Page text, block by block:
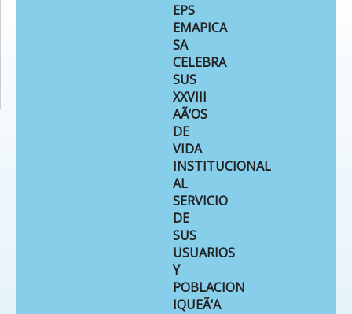
EPS
EMAPICA
SA
CELEBRA
SUS
XXVIII
AÃ‘OS
DE
VIDA
INSTITUCIONAL
AL
SERVICIO
DE
SUS
USUARIOS
Y
POBLACION
IQUEÃ‘A